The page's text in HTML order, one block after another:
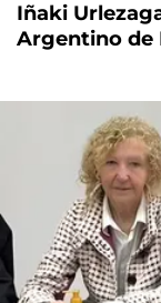
Iñaki
Argentino de